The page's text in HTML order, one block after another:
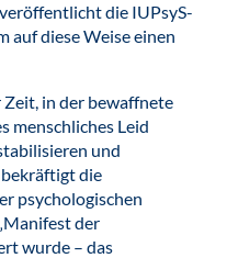
die IUPsyS-
auf diese Weise einen
in der bewaffnete
menschliches Leid
und
bekräftigt die
psychologischen
der
wurde – das